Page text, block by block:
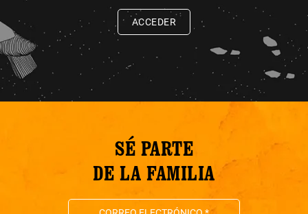
ACCEDER
SÉ PARTE
DE LA FAMILIA